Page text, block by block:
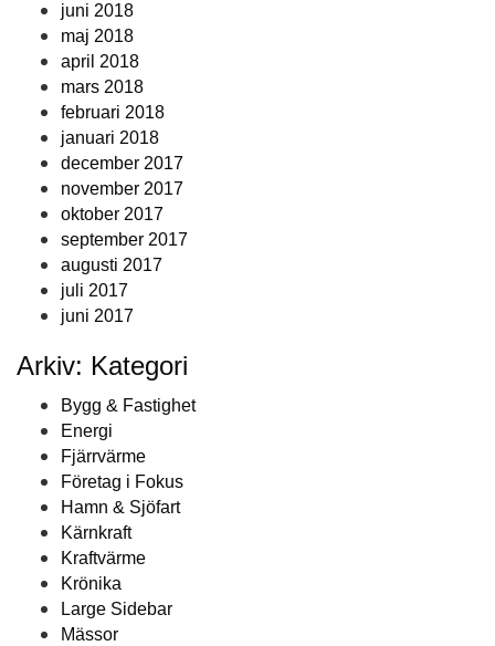
juni 2018
maj 2018
april 2018
mars 2018
februari 2018
januari 2018
december 2017
november 2017
oktober 2017
september 2017
augusti 2017
juli 2017
juni 2017
Arkiv: Kategori
Bygg & Fastighet
Energi
Fjärrvärme
Företag i Fokus
Hamn & Sjöfart
Kärnkraft
Kraftvärme
Krönika
Large Sidebar
Mässor